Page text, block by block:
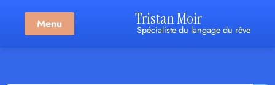
Menu Tristan Moir
Spécialiste du langage du rêve